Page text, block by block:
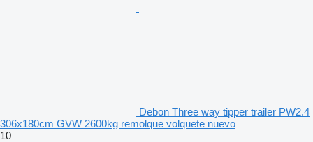
Debon Three way tipper trailer PW2.4
306x180cm GVW 2600kg remolque volquete nuevo
10